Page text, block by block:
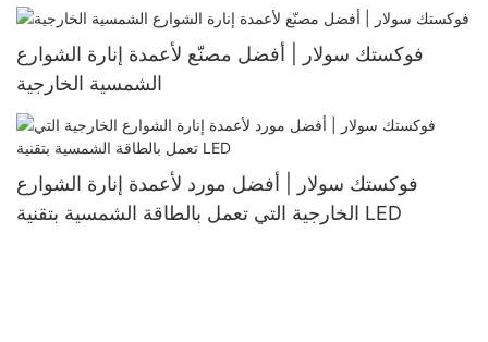
فوكستك سولار | أفضل مصنّع لأعمدة إنارة الشوارع
الشمسية الخارجية
فوكستك سولار | أفضل مورد لأعمدة إنارة الشوارع
الخارجية التي تعمل بالطاقة الشمسية بتقنية LED